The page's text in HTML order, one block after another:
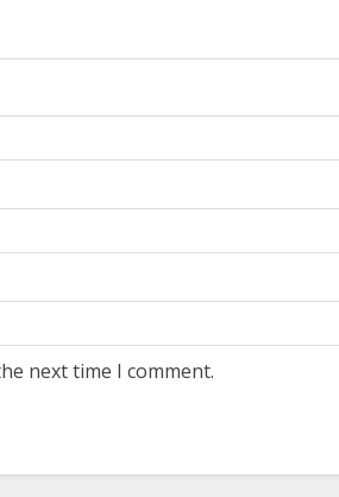
next time I comment.